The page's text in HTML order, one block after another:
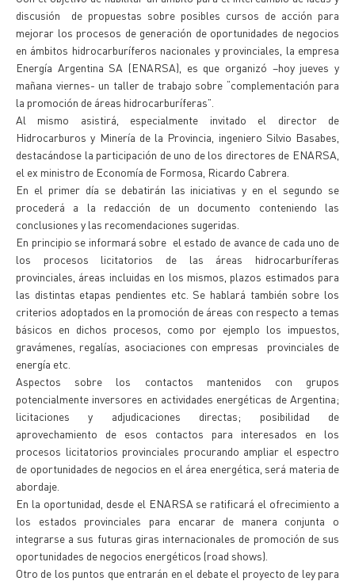
discusión de propuestas sobre posibles cursos de acción para
mejorar los procesos de generación de oportunidades de negocios
en ámbitos hidrocarburíferos nacionales y provinciales, la empresa
Energía Argentina SA (ENARSA), es que organizó –hoy jueves y
mañana viernes- un taller de trabajo sobre “complementación para
la promoción de áreas hidrocarburíferas”.
Al mismo asistirá, especialmente invitado el director de
Hidrocarburos y Minería de la Provincia, ingeniero Silvio Basabes,
destacándose la participación de uno de los directores de ENARSA,
el ex ministro de Economía de Formosa, Ricardo Cabrera.
En el primer día se debatirán las iniciativas y en el segundo se
procederá a la redacción de un documento conteniendo las
conclusiones y las recomendaciones sugeridas.
En principio se informará sobre el estado de avance de cada uno de
los procesos licitatorios de las áreas hidrocarburíferas
provinciales, áreas incluidas en los mismos, plazos estimados para
las distintas etapas pendientes etc. Se hablará también sobre los
criterios adoptados en la promoción de áreas con respecto a temas
básicos en dichos procesos, como por ejemplo los impuestos,
gravámenes, regalías, asociaciones con empresas provinciales de
energía etc.
Aspectos sobre los contactos mantenidos con grupos
potencialmente inversores en actividades energéticas de Argentina;
licitaciones y adjudicaciones directas; posibilidad de
aprovechamiento de esos contactos para interesados en los
procesos licitatorios provinciales procurando ampliar el espectro
de oportunidades de negocios en el área energética, será materia de
abordaje.
En la oportunidad, desde el ENARSA se ratificará el ofrecimiento a
los estados provinciales para encarar de manera conjunta o
integrarse a sus futuras giras internacionales de promoción de sus
oportunidades de negocios energéticos (road shows).
Otro de los puntos que entrarán en el debate el proyecto de ley para